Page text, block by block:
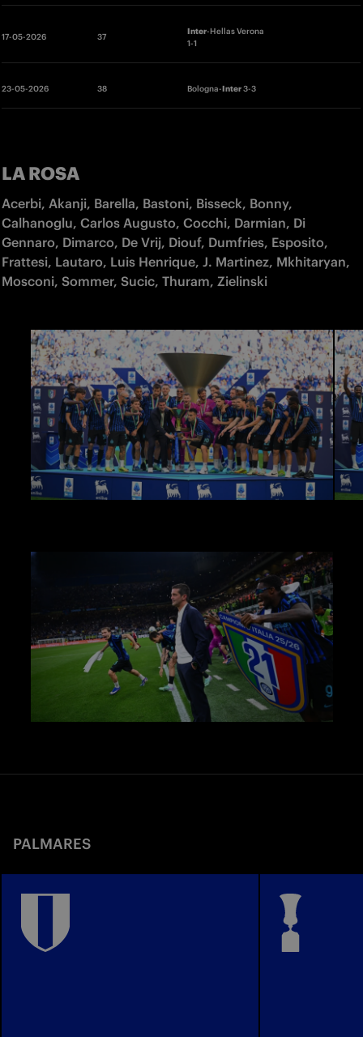
17-05-2026 37
Inter-Hellas Verona
1-1
23-05-2026 38 Bologna-Inter 3-3
LA ROSA
Acerbi, Akanji, Barella, Bastoni, Bisseck, Bonny,
Calhanoglu, Carlos Augusto, Cocchi, Darmian, Di
Gennaro, Dimarco, De Vrij, Diouf, Dumfries, Esposito,
Frattesi, Lautaro, Luis Henrique, J. Martinez, Mkhitaryan,
Mosconi, Sommer, Sucic, Thuram, Zielinski
PALMARES